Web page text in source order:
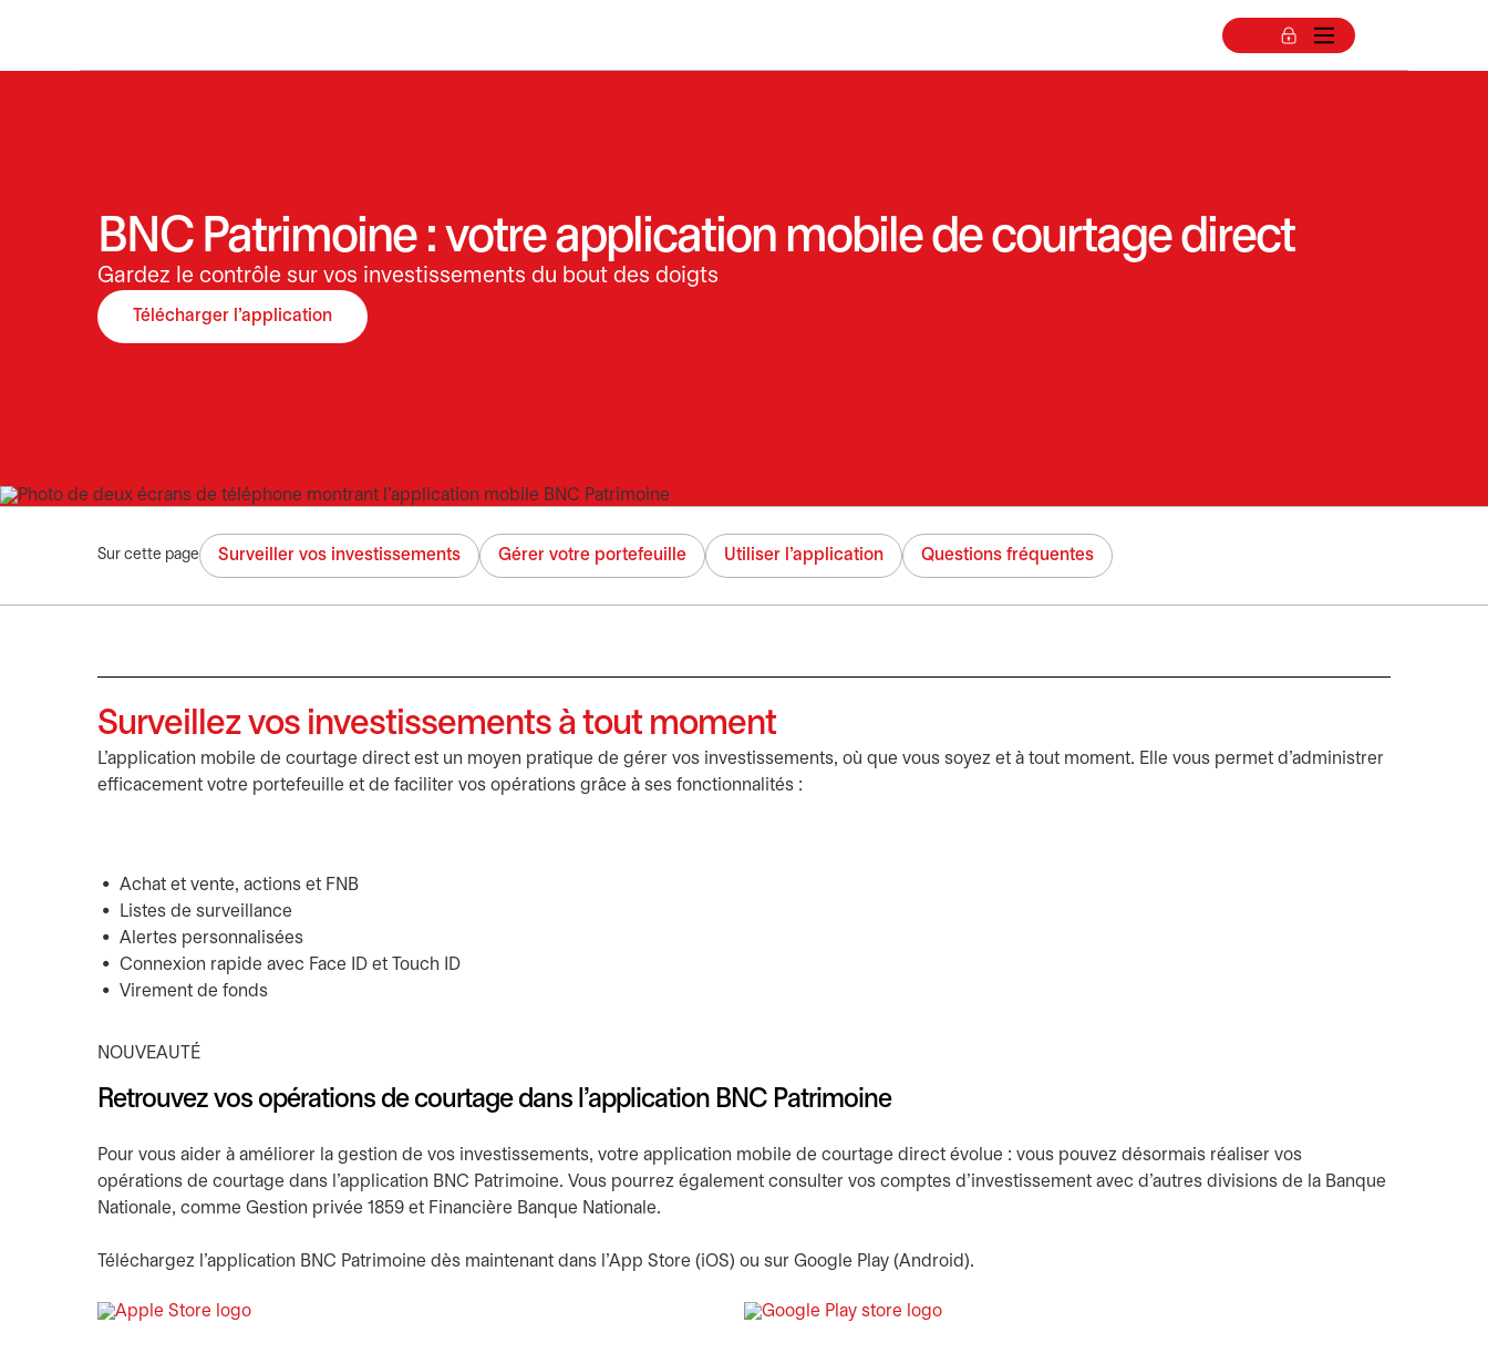
BNC Patrimoine : votre application mobile de courtage direct
Gardez le contrôle sur vos investissements du bout des doigts
Télécharger l'application
Sur cette page Surveiller vos investissements Gérer votre portefeuille Utiliser l'application Questions fréquentes
Surveillez vos investissements à tout moment
L’application mobile de courtage direct est un moyen pratique de gérer vos investissements, où que vous soyez et à tout moment. Elle vous permet d’administrer
efficacement votre portefeuille et de faciliter vos opérations grâce à ses fonctionnalités :
Achat et vente, actions et FNB
Listes de surveillance
Alertes personnalisées
Connexion rapide avec Face ID et Touch ID
Virement de fonds
NOUVEAUTÉ
Retrouvez vos opérations de courtage dans l’application BNC Patrimoine
Pour vous aider à améliorer la gestion de vos investissements, votre application mobile de courtage direct évolue : vous pouvez désormais réaliser vos
opérations de courtage dans l'application BNC Patrimoine. Vous pourrez également consulter vos comptes d'investissement avec d'autres divisions de la Banque
Nationale, comme Gestion privée 1859 et Financière Banque Nationale.
Téléchargez l’application BNC Patrimoine dès maintenant dans l’App Store (iOS) ou sur Google Play (Android).